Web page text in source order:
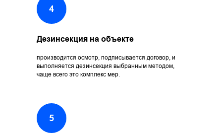
Дезинсекция на объекте
производится осмотр, подписывается договор, и
выполняется дезинсекция выбранным методом,
чаще всего это комплекс мер.